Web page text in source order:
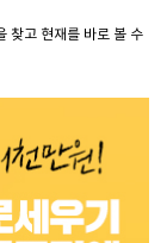
찾고 현재를 바로 볼 수